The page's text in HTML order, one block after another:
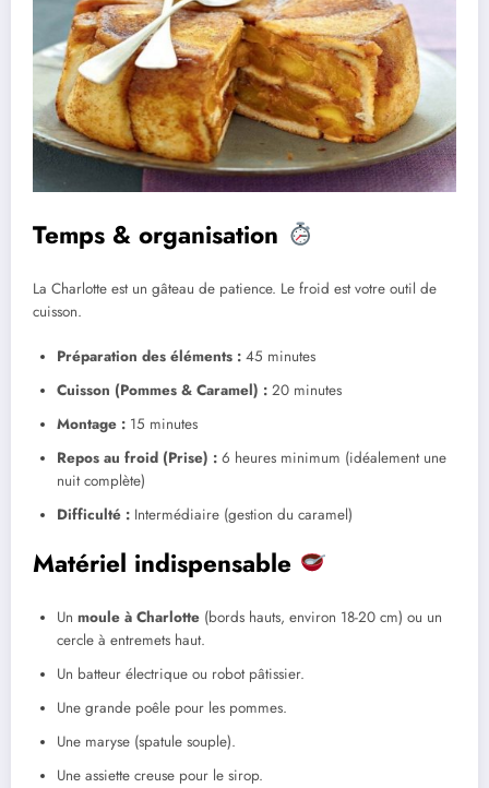
Temps & organisation
La Charlotte est un gâteau de patience. Le froid est votre outil de
cuisson.
Préparation des éléments : 45 minutes
Cuisson (Pommes & Caramel) : 20 minutes
Montage : 15 minutes
Repos au froid (Prise) : 6 heures minimum (idéalement une
nuit complète)
Difficulté : Intermédiaire (gestion du caramel)
Matériel indispensable
Un moule à Charlotte (bords hauts, environ 18-20 cm) ou un
cercle à entremets haut.
Un batteur électrique ou robot pâtissier.
Une grande poêle pour les pommes.
Une maryse (spatule souple).
Une assiette creuse pour le sirop.